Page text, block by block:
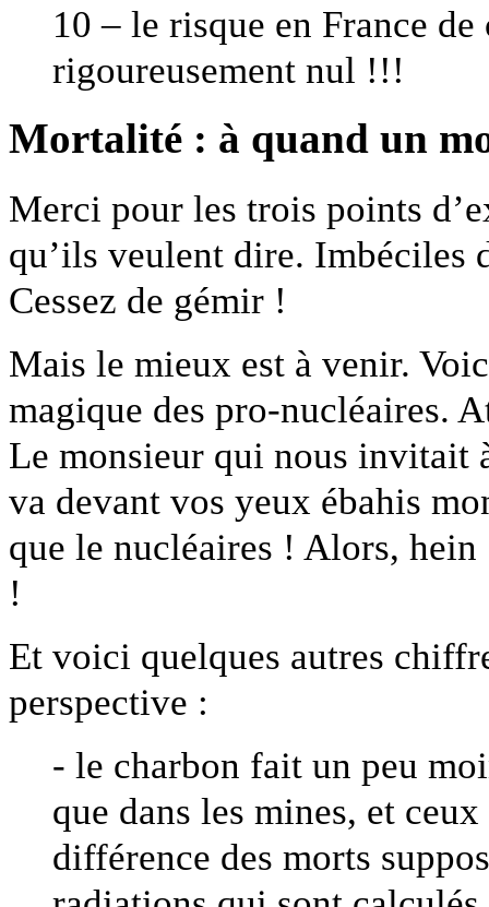
10 – le risque en France
rigoureusement nul !!!
Mortalité : à quand un
Merci pour les trois points
qu’ils veulent dire. Imbéciles
Cessez de gémir !
Mais le mieux est à venir.
magique des pro-nucléaires.
Le monsieur qui nous invitait
va devant vos yeux ébahis
que le nucléaires ! Alors,
!
Et voici quelques autres
perspective :
- le charbon fait un peu
que dans les mines, et
différence des morts